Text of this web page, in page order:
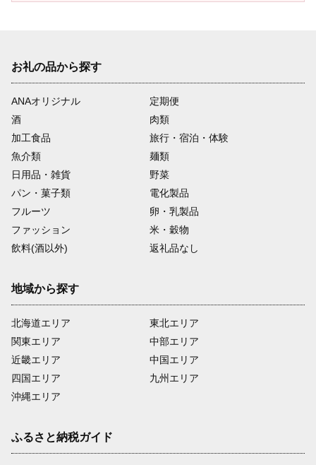
お礼の品から探す
ANAオリジナル
定期便
酒
肉類
加工食品
旅行・宿泊・体験
魚介類
麺類
日用品・雑貨
野菜
パン・菓子類
電化製品
フルーツ
卵・乳製品
ファッション
米・穀物
飲料(酒以外)
返礼品なし
地域から探す
北海道エリア
関東エリア
近畿エリア
四国エリア
沖縄エリア
東北エリア
中部エリア
中国エリア
九州エリア
ふるさと納税ガイド